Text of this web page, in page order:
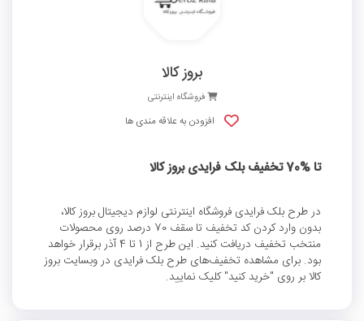
بروز کالا
فروشگاه اینترنتی
افزودن به علاقه مندی ها
تا %70 تخفیف بلک فرایدی بروز کالا
در طرح بلک فرایدی فروشگاه اینترنتی لوازم دیجیتال بروز کالا،
بدون وارد کردن کد تخفیف تا سقف 70 درصد روی محصولات
منتخب تخفیف دریافت کنید. این طرح از 1 تا 4 آذر برقرار خواهد
بود. برای مشاهده تخفیف‌های طرح بلک فرایدی در وبسایت بروز
کالا بر روی "خرید کنید" کلیک نمایید.